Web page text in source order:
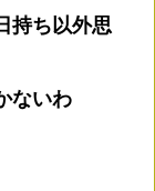
持ち以外思
ないわ